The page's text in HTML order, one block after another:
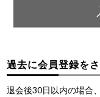
過去に会員登録を
退会後30日以内の場合